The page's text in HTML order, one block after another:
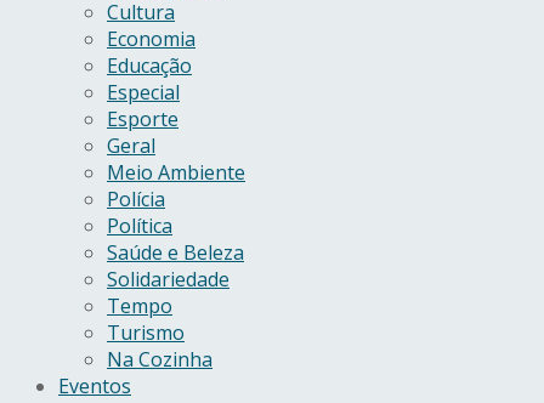
Cultura
Economia
Educação
Especial
Esporte
Geral
Meio Ambiente
Polícia
Política
Saúde e Beleza
Solidariedade
Tempo
Turismo
Na Cozinha
Eventos